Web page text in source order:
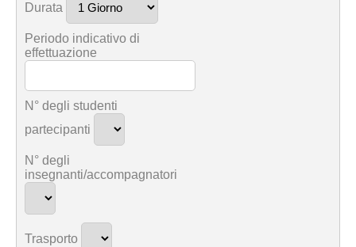
Durata
Periodo indicativo di
effettuazione
N° degli studenti
partecipanti
N° degli
insegnanti/accompagnatori
Trasporto